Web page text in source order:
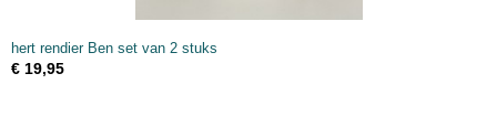
hert rendier Ben set van 2 stuks
€ 19,95